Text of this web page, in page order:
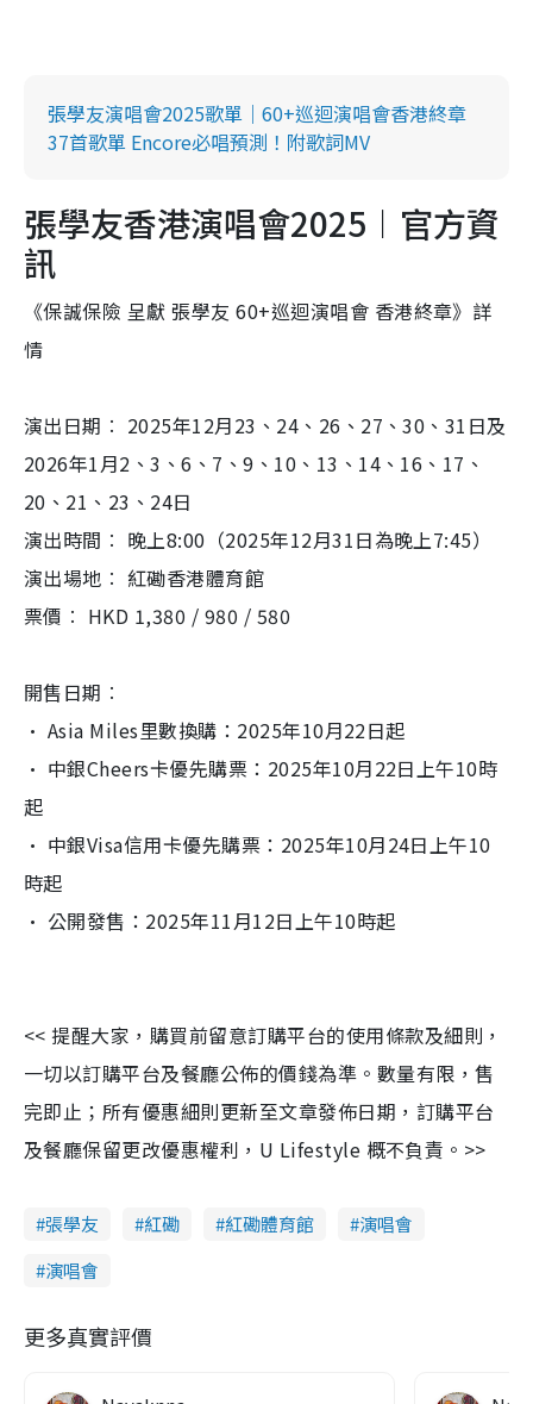
張學友演唱會2025歌單｜60+巡迴演唱會香港終章
37首歌單 Encore必唱預測！附歌詞MV
張學友香港演唱會2025︱官方資
訊
《保誠保險 呈獻 張學友 60+巡迴演唱會 香港終章》詳
情
演出日期︰ 2025年12月23、24、26、27、30、 31日及
2026年1月2、3、6、7、9、10、13、14、 16、17、
20、21、23、24日
演出時間︰ 晚上8:00（2025年12月31日為晚上7:45）
演出場地︰ 紅磡香港體育館
票價︰ HKD 1,380 / 980 / 580
開售日期︰
· Asia Miles里數換購：2025年10月22日起
· 中銀Cheers卡優先購票： 2025年10月22日上午10時
起
· 中銀Visa信用卡優先購票： 2025年10月24日上午10
時起
· 公開發售：2025年11月12日上午10時起
<< 提醒大家，購買前留意訂購平台的使用條款及細則，
一切以訂購平台及餐廳公佈的價錢為準。數量有限，售
完即止；所有優惠細則更新至文章發佈日期，訂購平台
及餐廳保留更改優惠權利，U Lifestyle 概不負責。>>
張學友 紅磡 紅磡體育館
演唱會
演唱會
更多真實評價